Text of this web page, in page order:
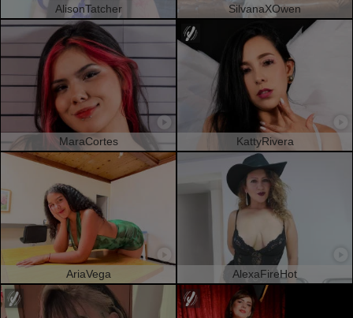
AlisonTatcher SilvanaXOwen
MaraCortes KattyRivera
AriaVega AlexaFireHot